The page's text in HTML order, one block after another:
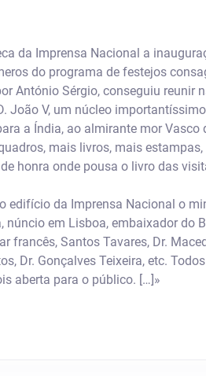
da Imprensa Nacional a
do programa de festejos
António Sérgio, conseguiu reunir
João V, um núcleo
a Índia, ao almirante mor
mais livros, mais
honra onde pousa o livro das
edifício da Imprensa Nacional o
núncio em Lisboa, embaixador do
francês, Santos Tavares, Dr.
Dr. Gonçalves Teixeira, etc.
aberta para o público. […]»